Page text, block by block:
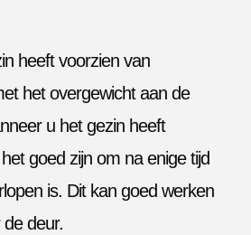
heeft voorzien van
het overgewicht aan de
u het gezin heeft
goed zijn om na enige tijd
is. Dit kan goed werken
deur.